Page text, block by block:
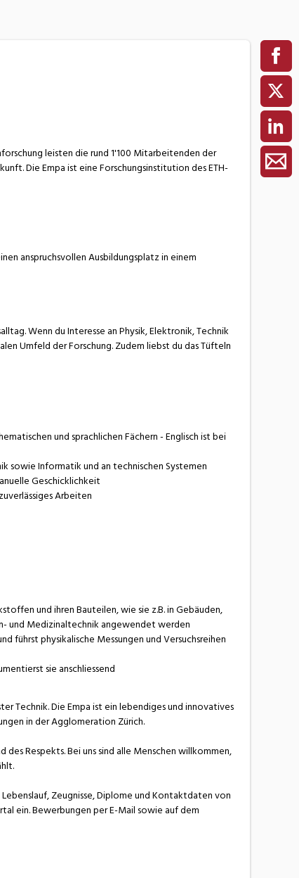
leisten die rund 1'100 Mitarbeitenden der
Die Empa ist eine Forschungsinstitution des ETH-
anspruchsvollen Ausbildungsplatz in einem
Wenn du Interesse an Physik, Elektronik, Technik
Umfeld der Forschung. Zudem liebst du das Tüfteln
und sprachlichen Fächern - Englisch ist bei
sowie Informatik und an technischen Systemen
Geschicklichkeit
Arbeiten
und ihren Bauteilen, wie sie z.B. in Gebäuden,
und Medizinaltechnik angewendet werden
physikalische Messungen und Versuchsreihen
sie anschliessend
Technik. Die Empa ist ein lebendiges und innovatives
in der Agglomeration Zürich.
Respekts. Bei uns sind alle Menschen willkommen,
Zeugnisse, Diplome und Kontaktdaten von
ein. Bewerbungen per E-Mail sowie auf dem